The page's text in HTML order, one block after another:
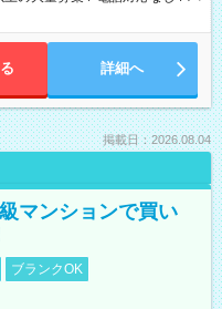
詳細へ
掲載日：2026.08.04
マンションで買い
ブランクOK